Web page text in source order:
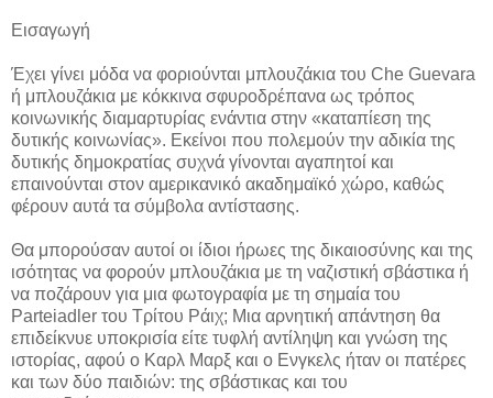
Εισαγωγή
Έχει γίνει μόδα να φοριούνται μπλουζάκια του Che Guevara
ή μπλουζάκια με κόκκινα σφυροδρέπανα ως τρόπος
κοινωνικής διαμαρτυρίας ενάντια στην «καταπίεση της
δυτικής κοινωνίας». Εκείνοι που πολεμούν την αδικία της
δυτικής δημοκρατίας συχνά γίνονται αγαπητοί και
επαινούνται στον αμερικανικό ακαδημαϊκό χώρο, καθώς
φέρουν αυτά τα σύμβολα αντίστασης.
Θα μπορούσαν αυτοί οι ίδιοι ήρωες της δικαιοσύνης και της
ισότητας να φορούν μπλουζάκια με τη ναζιστική σβάστικα ή
να ποζάρουν για μια φωτογραφία με τη σημαία του
Parteiadler του Τρίτου Ράιχ; Μια αρνητική απάντηση θα
επιδείκνυε υποκρισία είτε τυφλή αντίληψη και γνώση της
ιστορίας, αφού ο Καρλ Μαρξ και ο Ενγκελς ήταν οι πατέρες
και των δύο παιδιών: της σβάστικας και του